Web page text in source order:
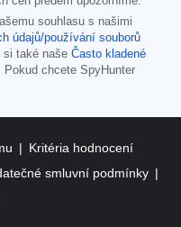
souhlasu s našimi
údajů/používání souborů
si také naše Často kladené
Pokud chcete SpyHunter
Kritéria hodnocení
smluvní podmínky